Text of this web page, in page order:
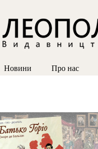
Новини Про нас